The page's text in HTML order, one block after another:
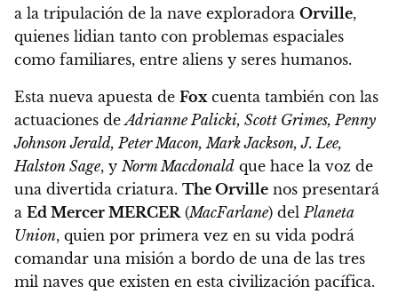
a la tripulación de la nave exploradora Orville,
quienes lidian tanto con problemas espaciales
como familiares, entre aliens y seres humanos.
Esta nueva apuesta de Fox cuenta también con las
actuaciones deAdrianne Palicki, Scott Grimes, Penny
Johnson Jerald, Peter Macon, Mark Jackson, J. Lee,
Halston Sage, y Norm Macdonald que hace la voz de
una divertida criatura. The Orville nos presentará
a Ed Mercer MERCER (MacFarlane) del Planeta
Union, quien por primera vez en su vida podrá
comandar una misión a bordo de una de las tres
mil naves que existen en esta civilización pacífica.